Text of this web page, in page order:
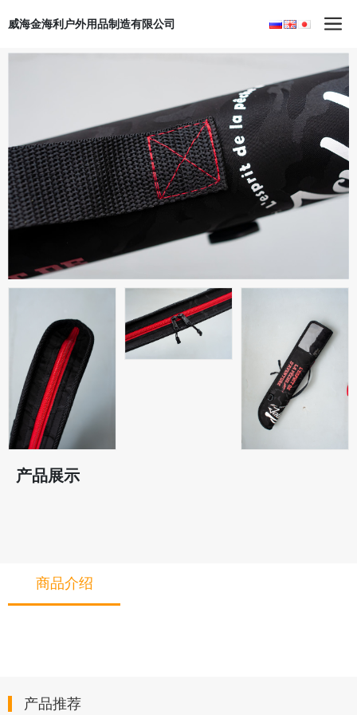
威海金海利户外用品制造有限公司
首页 产品中心
产品展示
商品介绍
产品推荐